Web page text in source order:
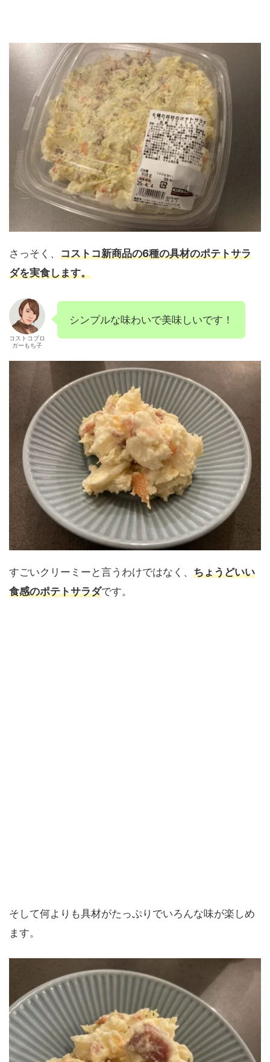
さっそく、 コストコ新商品の6種の具材のポテトサラ
ダを実食します。
コストコブロ
ガーもち子
シンプルな味わいで美味しいです！
すごいクリーミーと言うわけではなく、 ちょうどいい
食感のポテトサラダです。
そして何よりも具材がたっぷりでいろんな味が楽しめ
ます。